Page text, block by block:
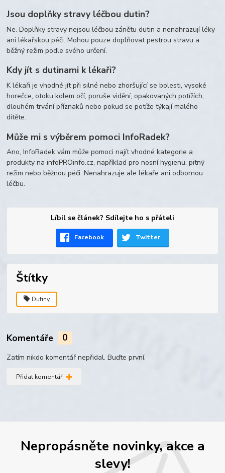
Jsou doplňky stravy léčbou dutin?
Ne. Doplňky stravy nejsou léčbou zánětu dutin a nenahrazují léky
ani lékařskou péči. Mohou pouze doplňovat pestrou stravu a
běžný režim podle svého určení.
Kdy jít s dutinami k lékaři?
K lékaři je vhodné jít při silné nebo zhoršující se bolesti, vysoké
horečce, otoku kolem očí, poruše vidění, opakovaných potížích,
dlouhém trvání příznaků nebo pokud se potíže týkají malého
dítěte.
Může mi s výběrem pomoci InfoRadek?
Ano, InfoRadek vám může pomoci najít vhodné kategorie a
produkty na infoPROinfo.cz, například pro nosní hygienu, pitný
režim nebo běžnou péči. Nenahrazuje ale lékaře ani odbornou
léčbu.
Líbil se článek? Sdílejte ho s přáteli
Facebook Twitter
Štítky
Dutiny
Komentáře 0
Zatím nikdo komentář nepřidal. Buďte první.
Přidat komentář
Nepropásněte novinky, akce a
slevy!